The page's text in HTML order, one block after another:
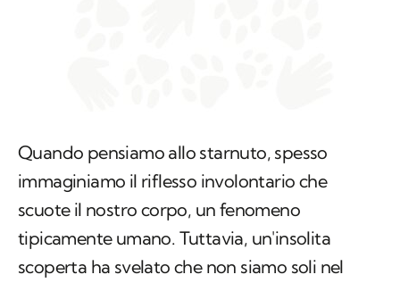
Quando pensiamo allo starnuto, spesso
immaginiamo il riflesso involontario che
scuote il nostro corpo, un fenomeno
tipicamente umano. Tuttavia, un'insolita
scoperta ha svelato che non siamo soli nel